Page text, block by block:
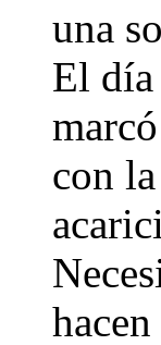
una
El día
con